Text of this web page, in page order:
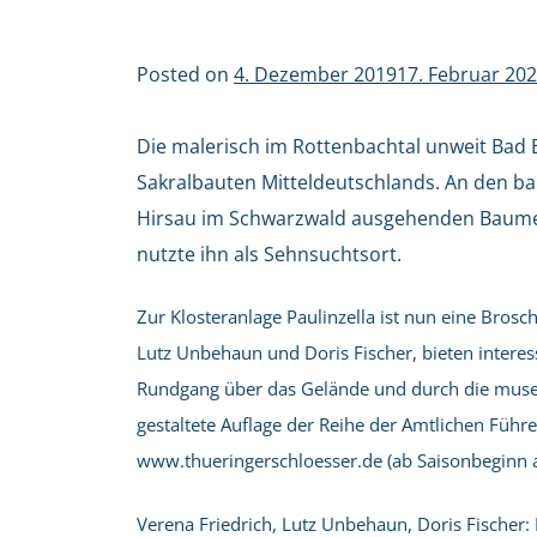
Posted on 4. Dezember 201917. Februar
Die malerisch im Rottenbachtal unweit
Sakralbauten Mitteldeutschlands. An den
Hirsau im Schwarzwald ausgehenden
nutzte ihn als Sehnsuchtsort.
Zur Klosteranlage Paulinzella ist nun eine
Lutz Unbehaun und Doris Fischer, bieten
Rundgang über das Gelände und durch die
gestaltete Auflage der Reihe der Amtlichen
www.thueringerschloesser.de (ab
Verena Friedrich, Lutz Unbehaun, Doris